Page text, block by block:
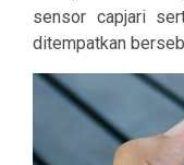
sensor capjari
ditempatkan